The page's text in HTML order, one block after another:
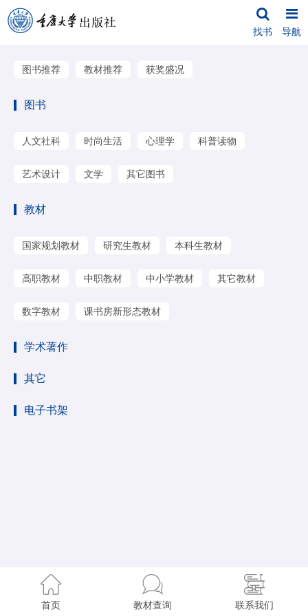
找书 导航
图书推荐 教材推荐 获奖盛况
图书
人文社科 时尚生活 心理学 科普读物
艺术设计 文学 其它图书
教材
国家规划教材 研究生教材 本科生教材
高职教材 中职教材 中小学教材 其它教材
数字教材 课书房新形态教材
学术著作
其它
电子书架
首页 教材查询 联系我们